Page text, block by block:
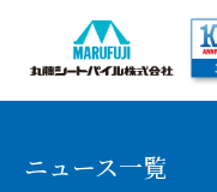
ニュース一覧